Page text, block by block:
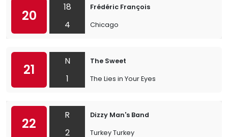
20
18
4
Frédéric François
Chicago
21
N
1
The Sweet
The Lies in Your Eyes
22
R
2
Dizzy Man's Band
Turkey Turkey